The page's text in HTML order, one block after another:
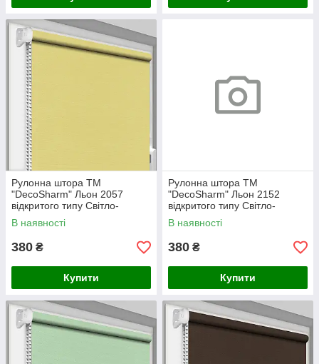
Рулонна штора ТМ
"DecoSharm" Льон 2057
відкритого типу Світло-
жовтий
В наявності
380 ₴
Купити
Рулонна штора ТМ
"DecoSharm" Льон 2152
відкритого типу Світло-
блакитний
В наявності
380 ₴
Купити